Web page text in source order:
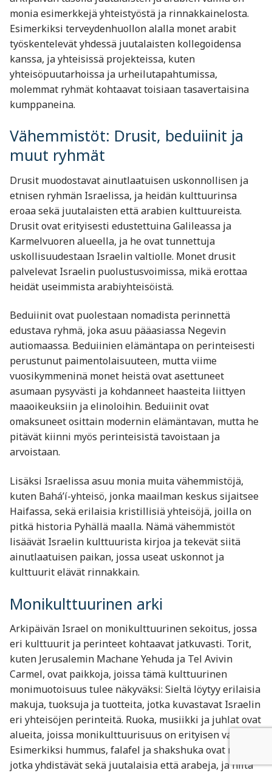
monia esimerkkejä yhteistyöstä ja rinnakkainelosta.
Esimerkiksi terveydenhuollon alalla monet arabit
työskentelevät yhdessä juutalaisten kollegoidensa
kanssa, ja yhteisissä projekteissa, kuten
yhteisöpuutarhoissa ja urheilutapahtumissa,
molemmat ryhmät kohtaavat toisiaan tasavertaisina
kumppaneina.
Vähemmistöt: Drusit, beduiinit ja
muut ryhmät
Drusit muodostavat ainutlaatuisen uskonnollisen ja
etnisen ryhmän Israelissa, ja heidän kulttuurinsa
eroaa sekä juutalaisten että arabien kulttuureista.
Drusit ovat erityisesti edustettuina Galileassa ja
Karmelvuoren alueella, ja he ovat tunnettuja
uskollisuudestaan Israelin valtiolle. Monet drusit
palvelevat Israelin puolustusvoimissa, mikä erottaa
heidät useimmista arabiyhteisöistä.
Beduiinit ovat puolestaan nomadista perinnettä
edustava ryhmä, joka asuu pääasiassa Negevin
autiomaassa. Beduiinien elämäntapa on perinteisesti
perustunut paimentolaisuuteen, mutta viime
vuosikymmeninä monet heistä ovat asettuneet
asumaan pysyvästi ja kohdanneet haasteita liittyen
maaoikeuksiin ja elinoloihin. Beduiinit ovat
omaksuneet osittain modernin elämäntavan, mutta he
pitävät kiinni myös perinteisistä tavoistaan ja
arvoistaan.
Lisäksi Israelissa asuu monia muita vähemmistöjä,
kuten Bahá’í-yhteisö, jonka maailman keskus sijaitsee
Haifassa, sekä erilaisia kristillisiä yhteisöjä, joilla on
pitkä historia Pyhällä maalla. Nämä vähemmistöt
lisäävät Israelin kulttuurista kirjoa ja tekevät siitä
ainutlaatuisen paikan, jossa useat uskonnot ja
kulttuurit elävät rinnakkain.
Monikulttuurinen arki
Arkipäivän Israel on monikulttuurinen sekoitus, jossa
eri kulttuurit ja perinteet kohtaavat jatkuvasti. Torit,
kuten Jerusalemin Machane Yehuda ja Tel Avivin
Carmel, ovat paikkoja, joissa tämä kulttuurinen
monimuotoisuus tulee näkyväksi: Sieltä löytyy erilaisia
makuja, tuoksuja ja tuotteita, jotka kuvastavat Israelin
eri yhteisöjen perinteitä. Ruoka, musiikki ja juhlat ovat
alueita, joissa monikulttuurisuus on erityisen vahvaa.
Esimerkiksi hummus, falafel ja shakshuka ovat ruokia,
jotka yhdistävät sekä juutalaisia että arabeja, ja niitä